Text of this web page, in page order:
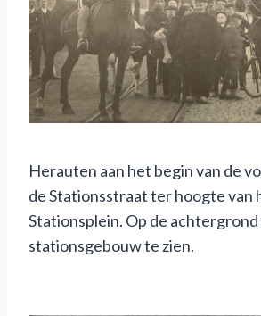
Herauten aan het begin van de
de Stationsstraat ter hoogte van
Stationsplein. Op de achtergrond
stationsgebouw te zien.